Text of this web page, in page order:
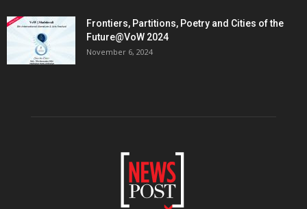
Frontiers, Partitions, Poetry and Cities of the
Future@VoW 2024
November 6, 2024